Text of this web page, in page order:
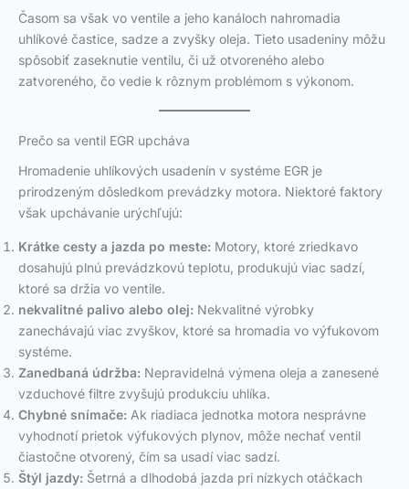
Časom sa však vo ventile a jeho kanáloch nahromadia
uhlíkové častice, sadze a zvyšky oleja. Tieto usadeniny môžu
spôsobiť zaseknutie ventilu, či už otvoreného alebo
zatvoreného, čo vedie k rôznym problémom s výkonom.
Prečo sa ventil EGR upcháva
Hromadenie uhlíkových usadenín v systéme EGR je
prirodzeným dôsledkom prevádzky motora. Niektoré faktory
však upchávanie urýchľujú:
Krátke cesty a jazda po meste: Motory, ktoré zriedkavo
dosahujú plnú prevádzkovú teplotu, produkujú viac sadzí,
ktoré sa držia vo ventile.
nekvalitné palivo alebo olej: Nekvalitné výrobky
zanechávajú viac zvyškov, ktoré sa hromadia vo výfukovom
systéme.
Zanedbaná údržba: Nepravidelná výmena oleja a zanesené
vzduchové filtre zvyšujú produkciu uhlíka.
Chybné snímače: Ak riadiaca jednotka motora nesprávne
vyhodnotí prietok výfukových plynov, môže nechať ventil
čiastočne otvorený, čím sa usadí viac sadzí.
Štýl jazdy: Šetrná a dlhodobá jazda pri nízkych otáčkach